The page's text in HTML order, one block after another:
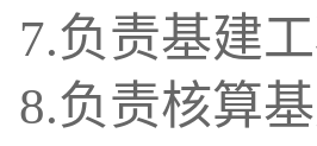
7.负责基建
8.负责核算